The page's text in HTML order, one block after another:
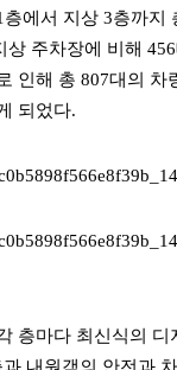
에서 지상 3층까지
상 주차장에 비해
인해 총 807대의 차
되었다.
층마다 최신식의 디
내원객의 안전과